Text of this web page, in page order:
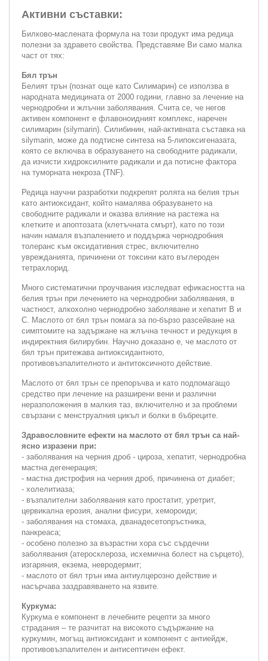
Активни съставки:
Билково-маслената формула на този продукт има редица
полезни за здравето свойства. Представяме Ви само малка
част от тях:
Бял трън
Белият трън (познат още като Силимарин) се използва в
народната медицината от 2000 години, главно за лечение на
чернодробни и жлъчни заболявания. Счита се, че негов
активен компонент е флавоноидният комплекс, наречен
силимарин (silymarin). Силибинин, най-активната съставка на
silymarin, може да подтисне синтеза на 5-липоксигеназата,
която се включва в образуването на свободните радикали,
да изчисти хидроксилните радикали и да потисне фактора
на туморната некроза (TNF).
Редица научни разработки подкрепят ролята на белия трън
като антиоксидант, който намалява образуването на
свободните радикали и оказва влияние на растежа на
клетките и апоптозата (клетъчната смърт), като по този
начин намаля възпалението и поддържа чернодробния
толеранс към оксидативния стрес, включително
уврежданията, причинени от токсини като въглероден
тетрахлорид.
Много систематични проучвания изследват ефикасността на
белия трън при лечението на чернодробни заболявания, в
частност, алкохолно чернодробно заболяване и хепатит В и
С. Маслото от бял трън помага за по-бързо разсейване на
симптомите на задържане на жлъчна течност и редукция в
индиректния билирубин. Научно доказано е, че маслото от
бял трън притежава антиоксидантното,
противовъзпалителното и антитоксичното действие.
Маслото от бял трън се препоръчва и като подпомагащо
средство при лечение на разширени вени и различни
неразположения в малкия таз, включително и за проблеми
свързани с менструалния цикъл и болки в бъбреците.
Здравословните ефекти на маслото от бял трън са най-
ясно изразени при:
- заболявания на черния дроб - цироза, хепатит, чернодробна
мастна дегенерация;
- мастна дистрофия на черния дроб, причинена от диабет;
- холелитиаза;
- възпалителни заболявания като простатит, уретрит,
цервикална ерозия, анални фисури, хемороиди;
- заболявания на стомаха, дванадесетопръстника,
панкреаса;
- особено полезно за възрастни хора със сърдечни
заболявания (атеросклероза, исхемична болест на сърцето),
изгаряния, екзема, невродермит;
- маслото от бял трън има антиулцерозно действие и
насърчава заздравяването на язвите.
Куркума:
Куркума е компонент в лечебните рецепти за много
страдания – те разчитат на високото съдържание на
куркумин, могъщ антиоксидант и компонент с антиейдж,
противовъзпалителен и антисептичен ефект.